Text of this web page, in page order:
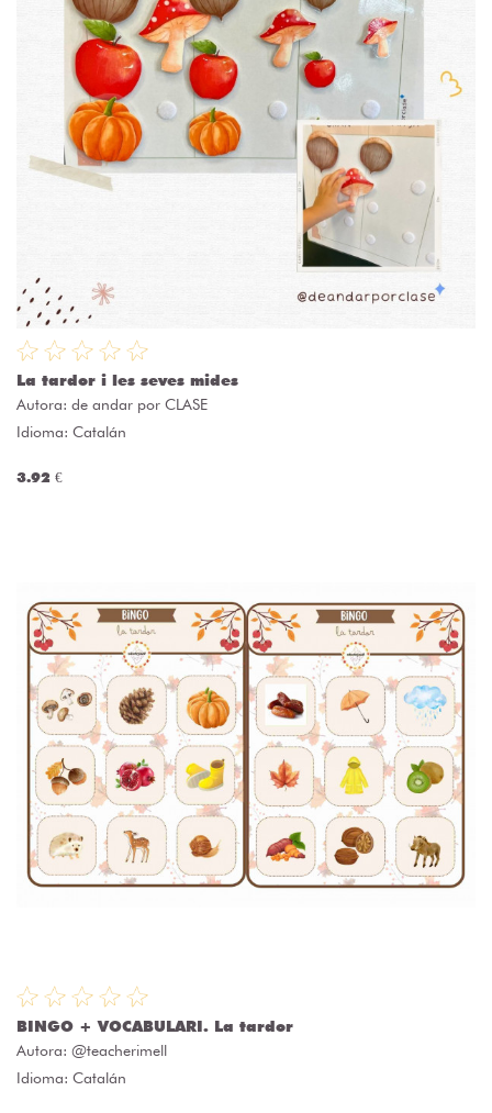
La tardor i les seves mides
Autora: de andar por CLASE
Idioma: Catalán
3.92 €
BINGO + VOCABULARI. La tardor
Autora: @teacherimell
Idioma: Catalán